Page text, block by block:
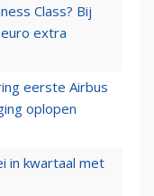
Class? Bij
extra
eerste Airbus
oplopen
in kwartaal met